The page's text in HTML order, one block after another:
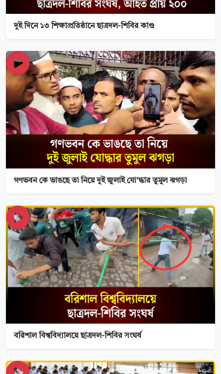
দুই দিনে ১৩ শিক্ষাপ্রতিষ্ঠানে ছাত্রদল-শিবির কাণ্ড
গণভবন কে ভাঙছে তা নিয়ে দুই জুলাই যো'দ্ধার তুমুল ঝগড়া
বরিশাল বিশ্ববিদ্যালয়ে ছাত্রদল-শিবির সংঘর্ষ